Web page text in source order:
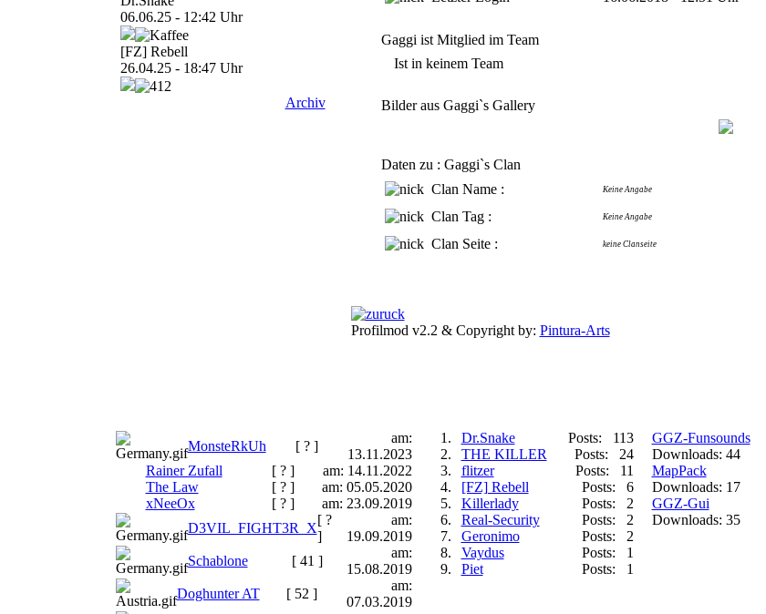
06.06.25 - 12:42 Uhr
[FZ] Rebell
26.04.25 - 18:47 Uhr
Archiv
Gaggi ist Mitglied im Team
Ist in keinem Team
Bilder aus Gaggi`s Gallery
Daten zu : Gaggi`s Clan
Clan Name :
Keine Angabe
Clan Tag : Keine Angabe
Clan Seite : keine Clanseite
Profilmod v2.2 & Copyright by: Pintura-Arts
MonsteRkUh [ ? ]
am:
13.11.2023
Rainer Zufall
[ ? ]
am: 14.11.2022
The Law
[ ? ]
am: 05.05.2020
xNeeOx
[ ? ]
am: 23.09.2019
D3VIL_FIGHT3R_X
[ ?
]
am:
19.09.2019
Schablone
[ 41 ]
am:
15.08.2019
Doghunter AT
[ 52 ]
am:
07.03.2019
1. Dr.Snake
Posts: 113
2.
THE KILLER
Posts: 24
3.
flitzer
Posts: 11
4.
[FZ] Rebell
Posts: 6
5.
Killerlady
Posts: 2
6.
Real-Security
Posts: 2
7.
Geronimo
Posts: 2
8.
Vaydus
Posts: 1
9.
Piet Posts: 1
GGZ-Funsounds
Downloads: 44
MapPack
Downloads: 17
GGZ-Gui
Downloads: 35